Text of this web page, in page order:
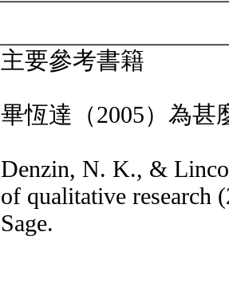
主要參考書籍
畢恆達（2005）為
Denzin, N. K., &
of qualitative research
Sage.